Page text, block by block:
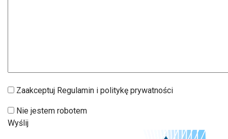
Zaakceptuj Regulamin i politykę prywatności
Nie jestem robotem
Wyślij